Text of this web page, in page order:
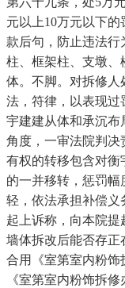
元以上10万元以下
款后句，防止违法行
柱、框架柱、支墩、
体。不脚。对拆修人
法，符律，以表现过
宇建建从体和承沉布
角度，一审法院判决
有权的转移包含对衡
的一并移转，惩罚
轻，依法承担补偿义
起上诉称，向本院提
墙体拆改后能否存正
合用《室第室内粉饰
《室第室内粉饰拆